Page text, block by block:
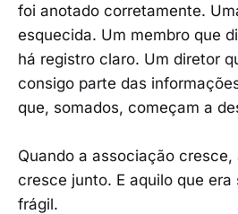
foi anotado corretamente.
esquecida. Um membro que
há registro claro. Um diretor
consigo parte das
que, somados, começam a
Quando a associação cresce,
cresce junto. E aquilo que era
frágil.